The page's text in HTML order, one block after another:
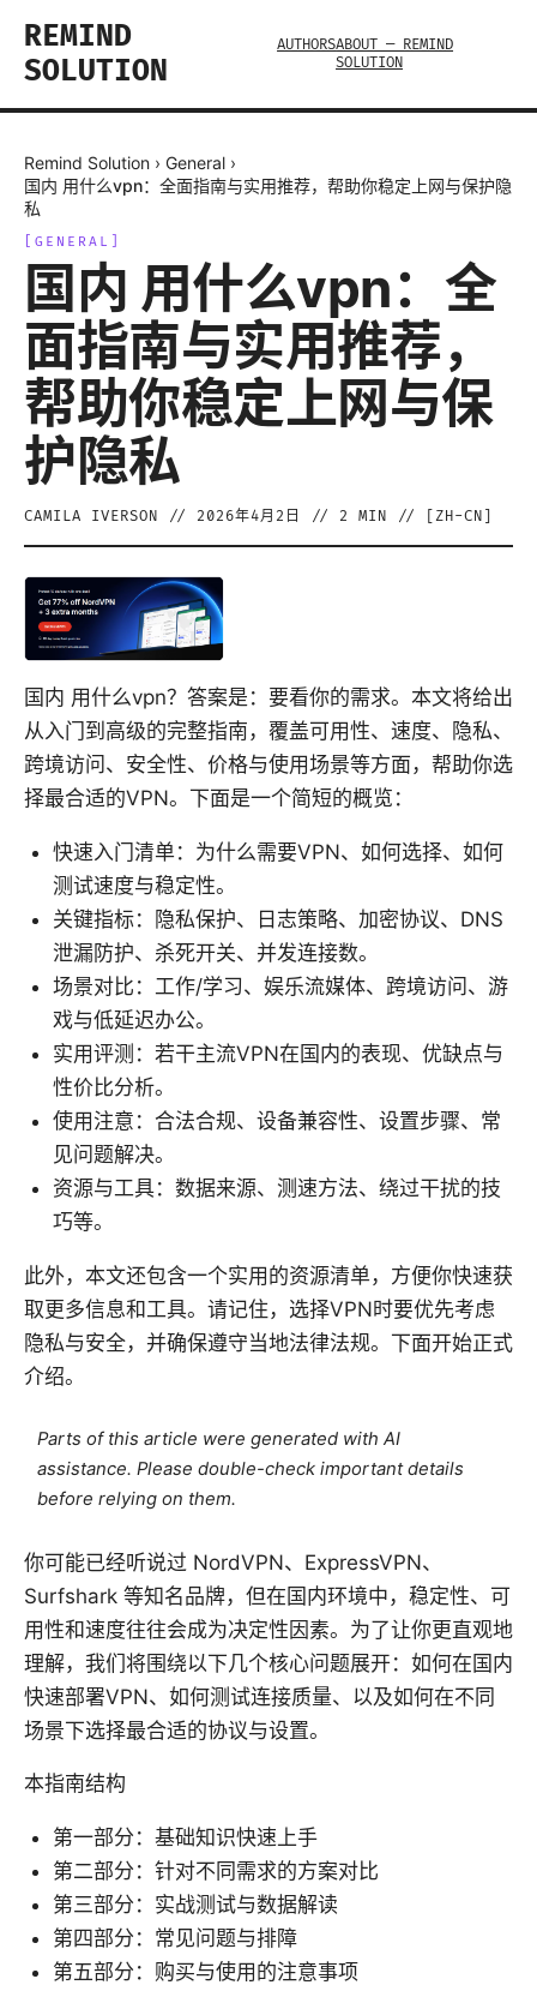
REMIND
SOLUTION
AUTHORSABOUT — REMIND
SOLUTION
Remind Solution › General ›
国内 用什么vpn：全面指南与实用推荐，帮助你稳定上网与保护隐
私
GENERAL
国内 用什么vpn：全
面指南与实用推荐，
帮助你稳定上网与保
护隐私
CAMILA IVERSON // 2026年4月2日 // 2 MIN // [ ZH-CN
国内 用什么vpn？答案是：要看你的需求。本文将给出
从入门到高级的完整指南，覆盖可用性、速度、隐私、
跨境访问、安全性、价格与使用场景等方面，帮助你选
择最合适的VPN。下面是一个简短的概览：
快速入门清单：为什么需要VPN、如何选择、如何
测试速度与稳定性。
关键指标：隐私保护、日志策略、加密协议、DNS
泄漏防护、杀死开关、并发连接数。
场景对比：工作/学习、娱乐流媒体、跨境访问、游
戏与低延迟办公。
实用评测：若干主流VPN在国内的表现、优缺点与
性价比分析。
使用注意：合法合规、设备兼容性、设置步骤、常
见问题解决。
资源与工具：数据来源、测速方法、绕过干扰的技
巧等。
此外，本文还包含一个实用的资源清单，方便你快速获
取更多信息和工具。请记住，选择VPN时要优先考虑
隐私与安全，并确保遵守当地法律法规。下面开始正式
介绍。
Parts of this article were generated with AI
assistance. Please double-check important details
before relying on them.
你可能已经听说过 NordVPN、ExpressVPN、
Surfshark 等知名品牌，但在国内环境中，稳定性、可
用性和速度往往会成为决定性因素。为了让你更直观地
理解，我们将围绕以下几个核心问题展开：如何在国内
快速部署VPN、如何测试连接质量、以及如何在不同
场景下选择最合适的协议与设置。
本指南结构
第一部分：基础知识快速上手
第二部分：针对不同需求的方案对比
第三部分：实战测试与数据解读
第四部分：常见问题与排障
第五部分：购买与使用的注意事项